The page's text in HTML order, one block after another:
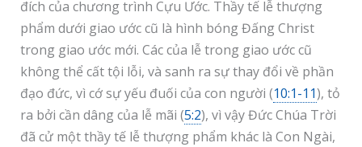
đích của chương trình Cựu Ước. Thầy tế lễ thượng
phẩm dưới giao ước cũ là hình bóng Đấng Christ
trong giao ước mới. Các của lễ trong giao ước cũ
không thể cất tội lỗi, và sanh ra sự thay đổi về phần
đạo đức, vì cớ sự yếu đuối của con người (10:1-11), tỏ
ra bởi cần dâng của lễ mãi (5:2), vì vậy Đức Chúa Trời
đã cử một thầy tế lễ thượng phẩm khác là Con Ngài,